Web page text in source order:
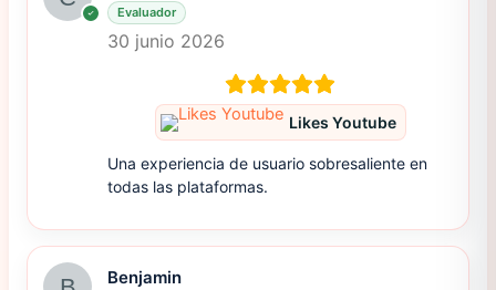
Evaluador
30 junio 2026
Likes Youtube
Una experiencia de usuario sobresaliente en
todas las plataformas.
Benjamin